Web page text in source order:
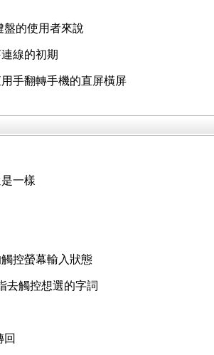
的使用者來說
線的初期
手翻轉手機的直屏橫屏
一樣
控螢幕輸入狀態
去觸控想選的字詞